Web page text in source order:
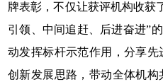
牌表彰，不仅让获评机构收获
引领、中间追赶、后进奋进”
动发挥标杆示范作用，分享
创新发展思路，带动全体机